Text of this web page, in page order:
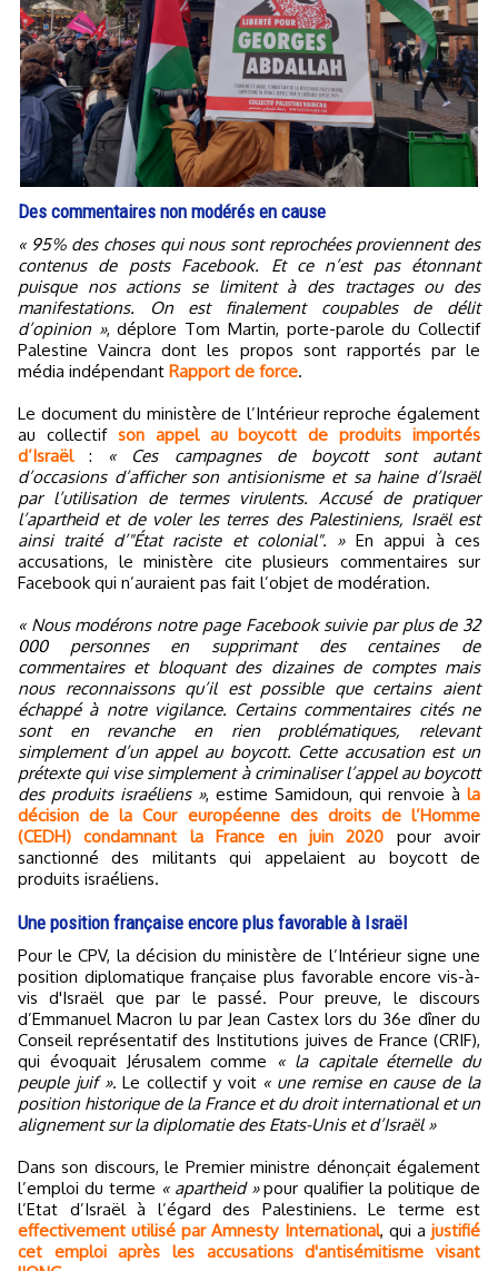
Des commentaires non modérés en cause
« 95% des choses qui nous sont reprochées proviennent des
contenus de posts Facebook. Et ce n’est pas étonnant
puisque nos actions se limitent à des tractages ou des
manifestations. On est finalement coupables de délit
d’opinion », déplore Tom Martin, porte-parole du Collectif
Palestine Vaincra dont les propos sont rapportés par le
média indépendant Rapport de force.
Le document du ministère de l’Intérieur reproche également
au collectif son appel au boycott de produits importés
d’Israël: « Ces campagnes de boycott sont autant
d’occasions d’afficher son antisionisme et sa haine d’Israël
par l’utilisation de termes virulents. Accusé de pratiquer
l’apartheid et de voler les terres des Palestiniens, Israël est
ainsi traité d’"État raciste et colonial". »En appui à ces
accusations, le ministère cite plusieurs commentaires sur
Facebook qui n’auraient pas fait l’objet de modération.
« Nous modérons notre page Facebook suivie par plus de 32
000 personnes en supprimant des centaines de
commentaires et bloquant des dizaines de comptes mais
nous reconnaissons qu’il est possible que certains aient
échappé à notre vigilance. Certains commentaires cités ne
sont en revanche en rien problématiques, relevant
simplement d’un appel au boycott. Cette accusation est un
prétexte qui vise simplement à criminaliser l’appel au boycott
des produits israéliens », estime Samidoun, qui renvoie à la
décision de la Cour européenne des droits de l’Homme
(CEDH) condamnant la France en juin 2020 pour avoir
sanctionné des militants qui appelaient au boycott de
produits israéliens.
Une position française encore plus favorable à Israël
Pour le CPV, la décision du ministère de l’Intérieur signe une
position diplomatique française plus favorable encore vis-à-
vis d'Israël que par le passé. Pour preuve, le discours
d’Emmanuel Macron lu par Jean Castex lors du 36e dîner du
Conseil représentatif des Institutions juives de France (CRIF),
qui évoquait Jérusalem comme
« la capitale éternelle du
peuple juif ». Le collectif y voit « une remise en cause de la
position historique de la France et du droit international et un
alignement sur la diplomatie des Etats-Unis et d’Israël »
Dans son discours, le Premier ministre dénonçait également
l’emploi du terme « apartheid »pour qualifier la politique de
l’Etat d’Israël à l’égard des Palestiniens. Le terme est
effectivement utilisé par Amnesty International, qui ajustifié
cet emploi après les accusations d'antisémitisme visant